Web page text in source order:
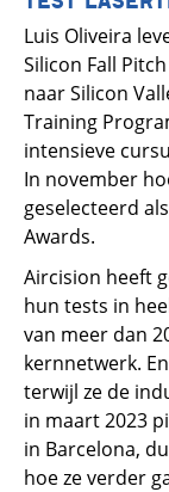
Luis Oliveira
Silicon Fall
naar Silicon
Training
intensieve
In november
geselecteerd
Awards.
Aircision heeft
hun tests in
van meer dan
kernnetwerk.
terwijl ze de
in maart 2023
in Barcelona,
hoe ze verder